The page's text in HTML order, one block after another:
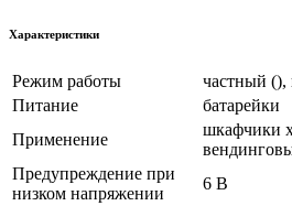
Характеристики
Режим работы
частный
Питание
батарейки
Применение
шкафчики
Предупреждение при
низком напряжении
6 В